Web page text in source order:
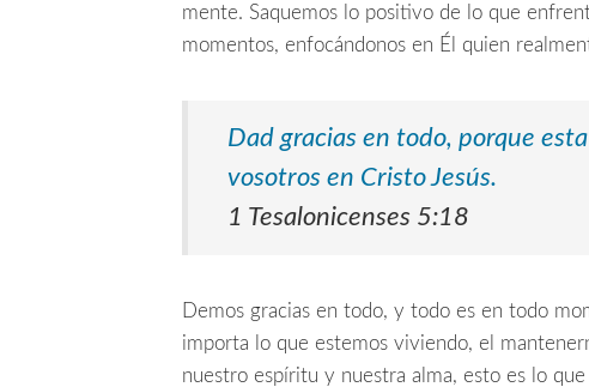
mente. Saquemos lo positivo de lo que
momentos, enfocándonos en Él quien
Dad gracias en todo, porque
vosotros en Cristo Jesús.
1 Tesalonicenses 5:18
Demos gracias en todo, y todo es en todo
importa lo que estemos viviendo, el
nuestro espíritu y nuestra alma, esto es lo